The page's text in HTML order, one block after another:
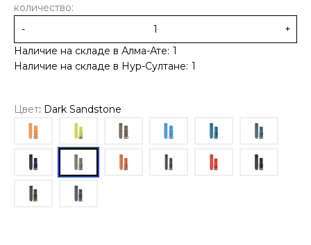
количество:
-
+
Наличие на складе в Алма-Ате: 1
Наличие на складе в Нур-Султане: 1
Цвет: Dark Sandstone